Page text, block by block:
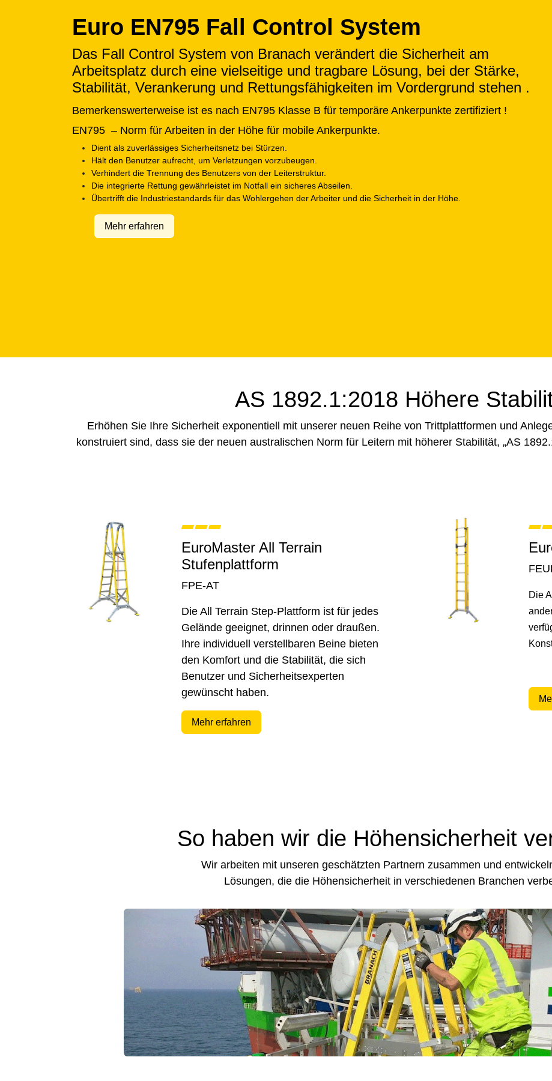
Euro EN795 Fall Control System
Das Fall Control System von Branach verändert die Sicherheit am
Arbeitsplatz durch eine vielseitige und tragbare Lösung, bei der Stärke,
Stabilität, Verankerung und Rettungsfähigkeiten im Vordergrund stehen .
Bemerkenswerterweise ist es nach EN795 Klasse B für temporäre Ankerpunkte zertifiziert !
EN795 – Norm für Arbeiten in der Höhe für mobile Ankerpunkte.
Dient als zuverlässiges Sicherheitsnetz bei Stürzen.
Hält den Benutzer aufrecht, um Verletzungen vorzubeugen.
Verhindert die Trennung des Benutzers von der Leiterstruktur.
Die integrierte Rettung gewährleistet im Notfall ein sicheres Abseilen.
Übertrifft die Industriestandards für das Wohlergehen der Arbeiter und die Sicherheit in der Höhe.
Mehr erfahren
AS 1892.1:2018 Höhere
Erhöhen Sie Ihre Sicherheit exponentiell mit unserer neuen Reihe von Trittplattformen und
konstruiert sind, dass sie der neuen australischen Norm für Leitern mit höherer Stabilität, „AS
EuroMaster All Terrain
Stufenplattform
FPE-AT
Die All Terrain Step-Plattform ist für jedes
Gelände geeignet, drinnen oder draußen.
Ihre individuell verstellbaren Beine bieten
den Komfort und die Stabilität, die sich
Benutzer und Sicherheitsexperten
gewünscht haben.
Mehr erfahren
Die
So haben wir die Höhensicherheit
Wir arbeiten mit unseren geschätzten Partnern zusammen und
Lösungen, die die Höhensicherheit in verschiedenen Branchen